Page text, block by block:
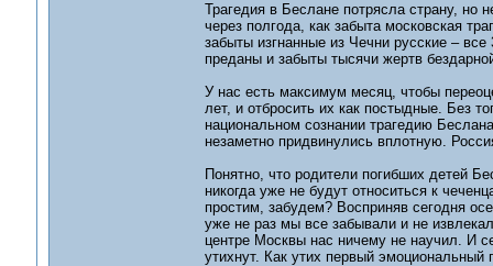
Трагедия в Беслане потрясла страну, но
через полгода, как забыта московская
забыты изгнанные из Чечни русские –
преданы и забыты тысячи жертв
У нас есть максимум месяц, чтобы
лет, и отбросить их как постыдные. Без
национальном сознании трагедию
незаметно придвинулись вплотную.
Понятно, что родители погибших детей
никогда уже не будут относиться к
простим, забудем? Восприняв сегодня
уже не раз мы все забывали и не
центре Москвы нас ничему не научил. И
утихнут. Как утих первый